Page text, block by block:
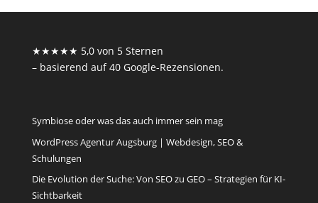
★★★★★ 5,0 von 5 Sternen
– basierend auf 40 Google-Rezensionen.
Symbiose oder was das auch immer sein mag
WordPress Agentur Augsburg | Webdesign, SEO &
Schulungen
Die Evolution der Suche: Von SEO zu GEO – Strategien für KI-
Sichtbarkeit